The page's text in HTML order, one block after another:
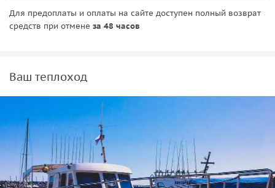
Для предоплаты и оплаты на сайте доступен полный возврат
средств при отмене за 48 часов
Ваш теплоход